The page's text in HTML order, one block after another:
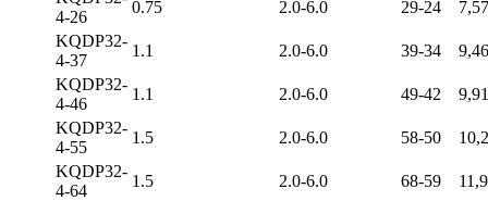
4-26
0.75 2.0-6.0 29-24
KQDP32-
4-37
1.1 2.0-6.0 39-34
KQDP32-
4-46
1.1 2.0-6.0 49-42
KQDP32-
4-55
1.5 2.0-6.0 58-50
KQDP32-
4-64
1.5 2.0-6.0 68-59